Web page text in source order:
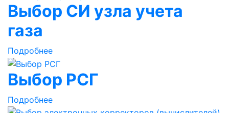
Выбор СИ узла учета
газа
Подробнее
Выбор РСГ
Подробнее